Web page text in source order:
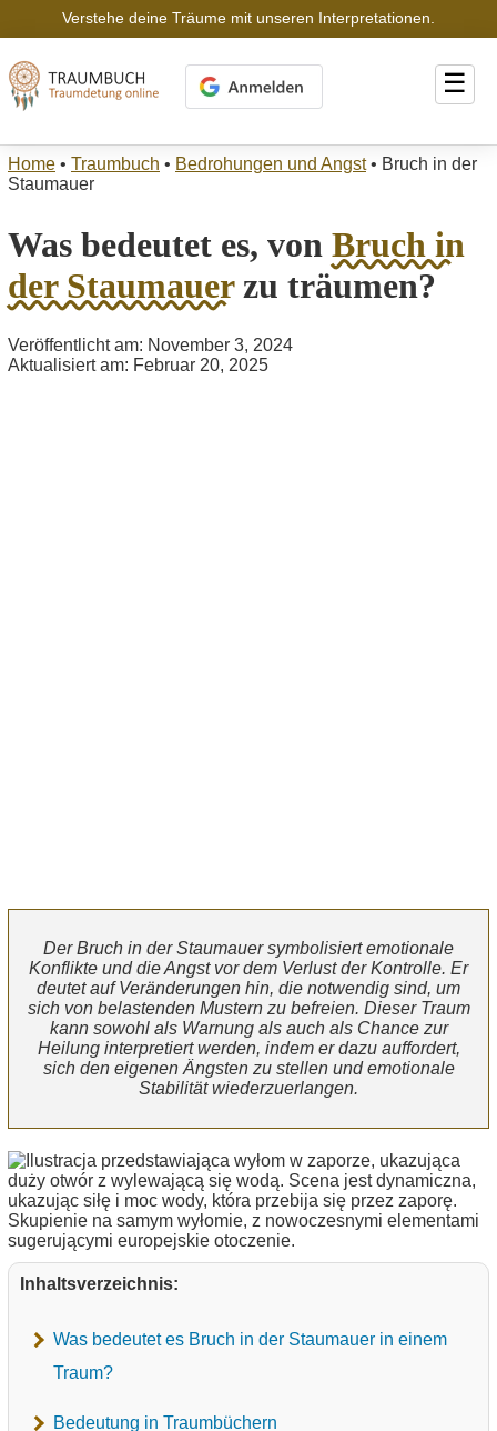
Verstehe deine Träume mit unseren Interpretationen.
☰
Home • Traumbuch • Bedrohungen und Angst • Bruch in der
Staumauer
Was bedeutet es, von Bruch in
der Staumauerzu träumen?
Veröffentlicht am: November 3, 2024
Aktualisiert am: Februar 20, 2025
Der Bruch in der Staumauer symbolisiert emotionale
Konflikte und die Angst vor dem Verlust der Kontrolle. Er
deutet auf Veränderungen hin, die notwendig sind, um
sich von belastenden Mustern zu befreien. Dieser Traum
kann sowohl als Warnung als auch als Chance zur
Heilung interpretiert werden, indem er dazu auffordert,
sich den eigenen Ängsten zu stellen und emotionale
Stabilität wiederzuerlangen.
Inhaltsverzeichnis:
Was bedeutet es Bruch in der Staumauer in einem
Traum?
Bedeutung in Traumbüchern